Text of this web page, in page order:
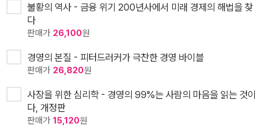
불황의 역사 - 금융 위기 200년사에서 미래 경제의 해법을 찾
다
판매가 26,100원
경영의 본질 - 피터드러커가 극찬한 경영 바이블
판매가 26,820원
사장을 위한 심리학 - 경영의 99%는 사람의 마음을 읽는 것이
다, 개정판
판매가 15,120원